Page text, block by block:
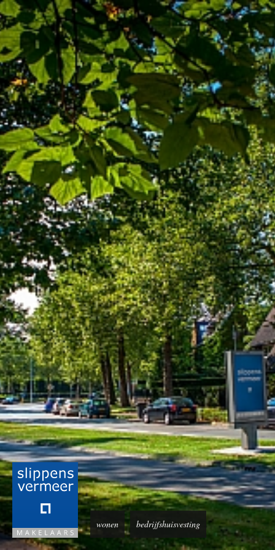
wonen bedrijfshuisvesting
CONTACT
OPNEMEN
MIJN
VRAAG
IS
VOOR
SLIPPENSVERMEER
Wonen
NAAM
EMAIL
TELEFOONNUMMER
UW
VRAAG
/
OPMERKING